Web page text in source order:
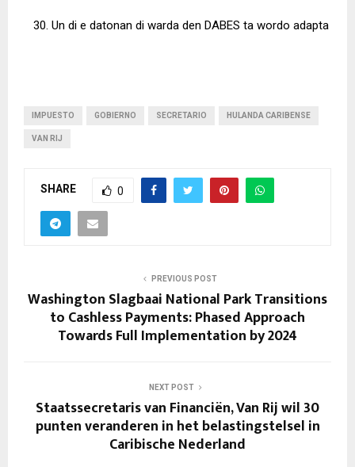
Un di e datonan di warda den DABES ta wordo adapta
IMPUESTO GOBIERNO SECRETARIO HULANDA CARIBENSE
VAN RIJ
SHARE 0
PREVIOUS POST
Washington Slagbaai National Park Transitions
to Cashless Payments: Phased Approach
Towards Full Implementation by 2024
NEXT POST
Staatssecretaris van Financiën, Van Rij wil 30
punten veranderen in het belastingstelsel in
Caribische Nederland